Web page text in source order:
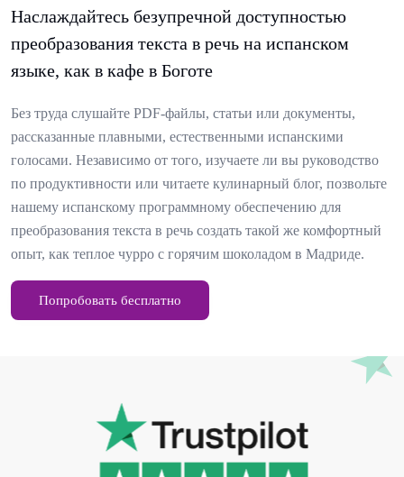
Наслаждайтесь безупречной доступностью
преобразования текста в речь на испанском
языке, как в кафе в Боготе
Без труда слушайте PDF-файлы, статьи или документы,
рассказанные плавными, естественными испанскими
голосами. Независимо от того, изучаете ли вы руководство
по продуктивности или читаете кулинарный блог, позвольте
нашему испанскому программному обеспечению для
преобразования текста в речь создать такой же комфортный
опыт, как теплое чурро с горячим шоколадом в Мадриде.
Попробовать бесплатно